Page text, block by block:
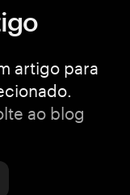
artigo para
ao blog